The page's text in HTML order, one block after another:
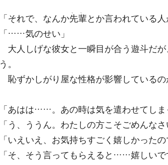
「それで、なんか先輩
、、
とか言われている人
「……気のせい」
大人しげな彼女と一瞬目が合う遊斗だ
う。
恥ずかしがり屋な性格が影響しているの
「あはは……。あの時は気を遣わせてしま
「う、ううん。わたしの方こそごめんなさ
「いえいえ、お気持ちすごく嬉しかったの
「そ、そう言ってもらえると……嬉しい